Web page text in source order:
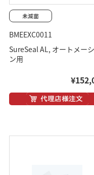
BMEEXC0011
SureSeal AL, オートメー
ン用